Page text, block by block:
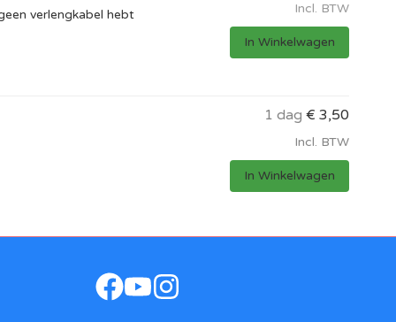
Incl. BTW
In Winkelwagen
verlengkabel hebt
1 dag € 3,50
Incl. BTW
In Winkelwagen
facebook
youtube